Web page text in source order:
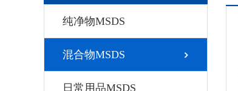
纯净物MSDS
混合物MSDS
日常用品MSDS